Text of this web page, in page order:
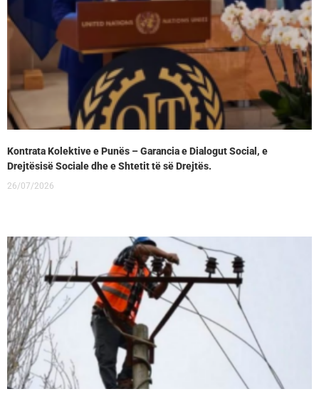
Kontrata Kolektive e Punës – Garancia e Dialogut Social, e
Drejtësisë Sociale dhe e Shtetit të së Drejtës.
26/07/2026